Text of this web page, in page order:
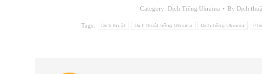
Category: Dịch Tiếng Ukraina By Dịch
Tags: Dịch thuật Dịch thuật tiếng Ukraina Dịch tiếng Ukraina